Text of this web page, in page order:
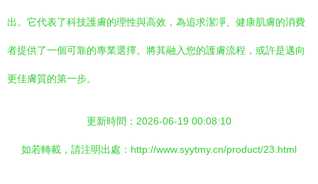
出。它代表了科技護膚的理性與高效，為追求潔凈、健康肌膚的消費
者提供了一個可靠的專業選擇。將其融入您的護膚流程，或許是邁向
更佳膚質的第一步。
更新時間：2026-06-19 00:08:10
如若轉載，請注明出處：http://www.syytmy.cn/product/23.html